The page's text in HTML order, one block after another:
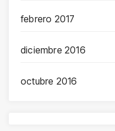
febrero 2017
diciembre 2016
octubre 2016